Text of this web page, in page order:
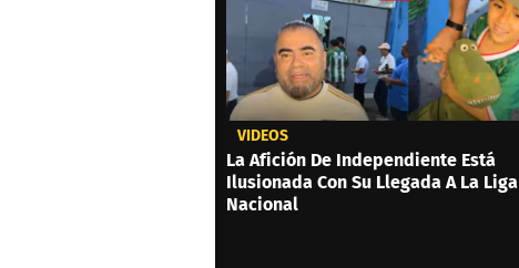
VIDEOS
La Afición De Independiente Está
Ilusionada Con Su Llegada A La Liga
Nacional